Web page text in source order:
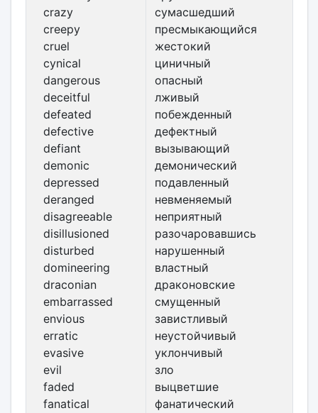
crazy
creepy
cruel
cynical
dangerous
deceitful
defeated
defective
defiant
demonic
depressed
deranged
disagreeable
disillusioned
disturbed
domineering
draconian
embarrassed
envious
erratic
evasive
evil
faded
fanatical
сумасшедший
пресмыкающийся
жестокий
циничный
опасный
лживый
побежденный
дефектный
вызывающий
демонический
подавленный
невменяемый
неприятный
разочаровавшись
нарушенный
властный
драконовские
смущенный
завистливый
неустойчивый
уклончивый
зло
выцветшие
фанатический